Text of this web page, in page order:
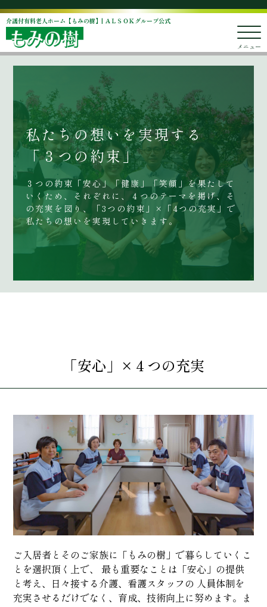
介護付有料老人ホーム【もみの樹】| ＡＬＳＯＫグループ公式
メニュー
私たちの想いを実現する
「３つの約束」
３つの約束「安心」「健康」「笑顔」を果たして
いくため、それぞれに、４つのテーマを掲げ、そ
の充実を図り、「3つの約束」×「4つの充実」で
私たちの想いを実現していきます。
「安心」×４つの充実
ご入居者とそのご家族に「もみの樹」で暮らしていくこ
とを選択頂く上で、 最も重要なことは「安心」の提供
と考え、日々接する介護、看護スタッフの 人員体制を
充実させるだけでなく、育成、技術向上に努めます。ま